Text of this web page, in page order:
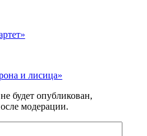
и лисица»
будет опубликован,
модерации.